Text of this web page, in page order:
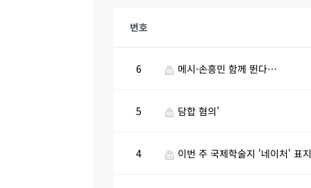
번호
6 메시·손흥민 함께 뛴다…
5 담합 혐의’
4 이번 주 국제학술지 '네이처' 표지에는 '검